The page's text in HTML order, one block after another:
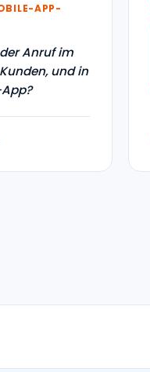
APP-
Anruf im
und in